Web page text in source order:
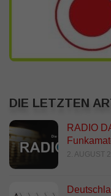
DIE LETZTEN
RADIO
2. AUGUST